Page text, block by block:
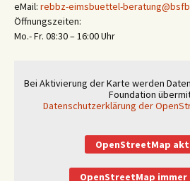
eMail: rebbz-eimsbuettel-
Öffnungszeiten:
Mo.- Fr. 08:30 – 16:00 Uhr
Bei Aktivierung der Karte werden
Foundation
Datenschutzerklärung der
OpenStreetMap
OpenStreetMap